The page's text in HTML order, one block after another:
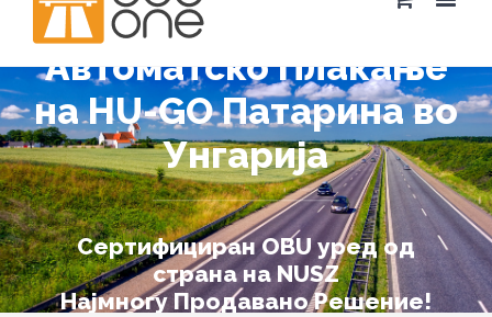
Решение за
Автоматско Плаќање
на HU-GO Патарина во
Унгарија
Сертифициран OBU уред од
страна на NUSZ
Најмногу Продавано Решение!